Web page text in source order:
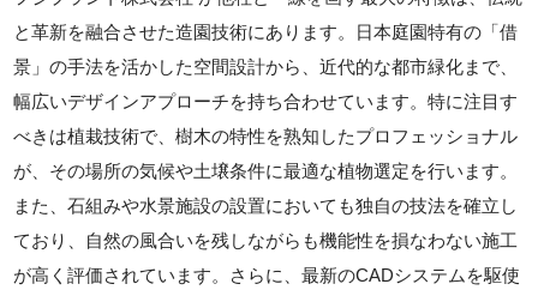
と革新を融合させた造園技術にあります。日本庭園特有の「借
景」の手法を活かした空間設計から、近代的な都市緑化まで、
幅広いデザインアプローチを持ち合わせています。特に注目す
べきは植栽技術で、樹木の特性を熟知したプロフェッショナル
が、その場所の気候や土壌条件に最適な植物選定を行います。
また、石組みや水景施設の設置においても独自の技法を確立し
ており、自然の風合いを残しながらも機能性を損なわない施工
が高く評価されています。さらに、最新のCADシステムを駆使